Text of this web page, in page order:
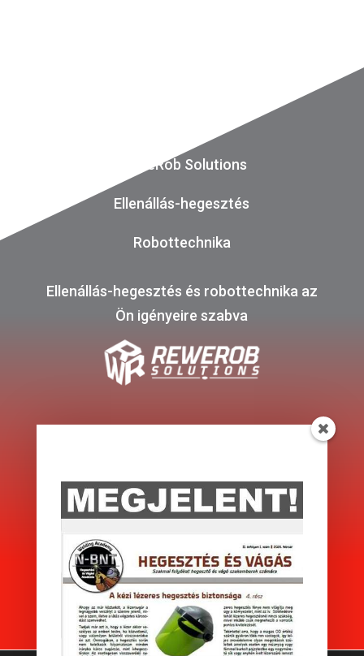
ReWeRob Solutions
Ellenállás-hegesztés
Robottechnika
Ellenállás-hegesztés és robottechnika az
Ön igényeire szabva
Adatkezelési tájékoztató
Kapcsolat
Készítette: Aktivweboldal szolgáltatások
ReWeRob Solutions © Minden jog